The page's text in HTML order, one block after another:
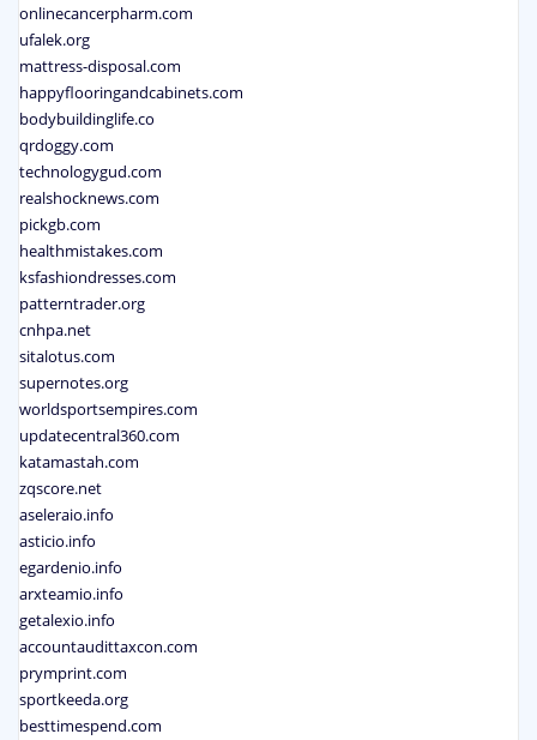
onlinecancerpharm.com
ufalek.org
mattress-disposal.com
happyflooringandcabinets.com
bodybuildinglife.co
qrdoggy.com
technologygud.com
realshocknews.com
pickgb.com
healthmistakes.com
ksfashiondresses.com
patterntrader.org
cnhpa.net
sitalotus.com
supernotes.org
worldsportsempires.com
updatecentral360.com
katamastah.com
zqscore.net
aseleraio.info
asticio.info
egardenio.info
arxteamio.info
getalexio.info
accountaudittaxcon.com
prymprint.com
sportkeeda.org
besttimespend.com